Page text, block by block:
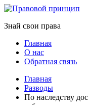
Знай свои права
Главная
О нас
Обратная связь
Главная
Разводы
По наследству